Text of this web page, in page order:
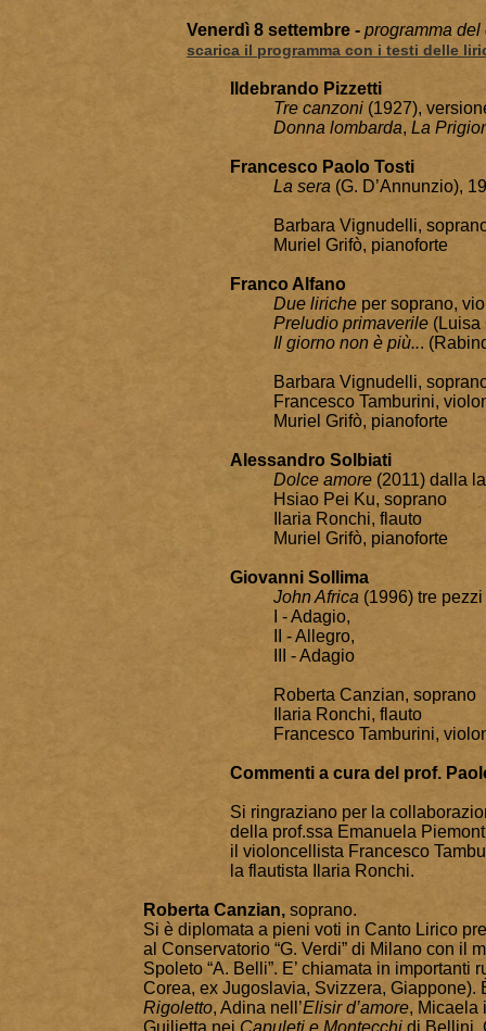
Venerdì 8 settembre - programma del
scarica il programma con i testi delle
Ildebrando Pizzetti
Tre canzoni (1927),
Donna lombarda, La
Francesco Paolo Tosti
La sera (G. D’Annunzio),
Barbara Vignudelli,
Muriel Grifò, pianoforte
Franco Alfano
Due liriche per soprano,
Preludio primaverile (Luisa
Il giorno non è più...
Barbara Vignudelli,
Francesco Tamburini,
Muriel Grifò, pianoforte
Alessandro Solbiati
Dolce amore (2011) dalla
Hsiao Pei Ku, soprano
Ilaria Ronchi, flauto
Muriel Grifò, pianoforte
Giovanni Sollima
John Africa (1996) tre
I - Adagio,
II - Allegro,
III - Adagio
Roberta Canzian, soprano
Ilaria Ronchi, flauto
Francesco Tamburini,
Commenti a cura del prof.
Si ringraziano per la
della prof.ssa Emanuela
il violoncellista Francesco
la flautista Ilaria Ronchi.
Roberta Canzian, soprano.
Si è diplomata a pieni voti in Canto Lirico
al Conservatorio “G. Verdi” di Milano con il
Spoleto “A. Belli”. E’ chiamata in
Corea, ex Jugoslavia, Svizzera,
Rigoletto, Adina nell’Elisir d’amore, Micaela
Guilietta nei Capuleti e Montecchi di Bellini,